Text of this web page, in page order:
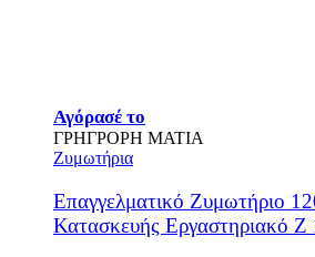
Αγόρασέ το
ΓΡΗΓΡΟΡΗ ΜΑΤΙΑ
Ζυμωτήρια
Επαγγελματικό Ζυμωτήριο
Κατασκευής Εργαστηριακό